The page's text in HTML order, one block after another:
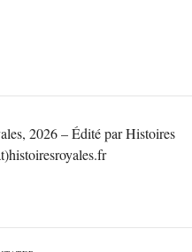
2026 – Édité par Histoires